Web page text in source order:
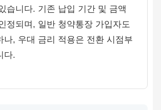
습니다. 기존 납입 기간 및 금액
정되며, 일반 청약통장 가입자도
나, 우대 금리 적용은 전환 시점부
다.